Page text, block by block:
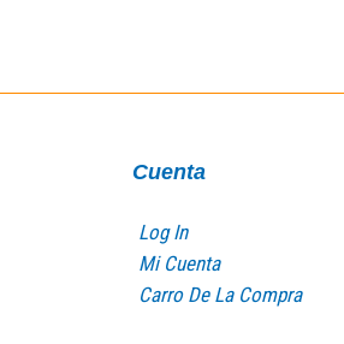
Cuenta
Log In
Mi Cuenta
Carro De La Compra